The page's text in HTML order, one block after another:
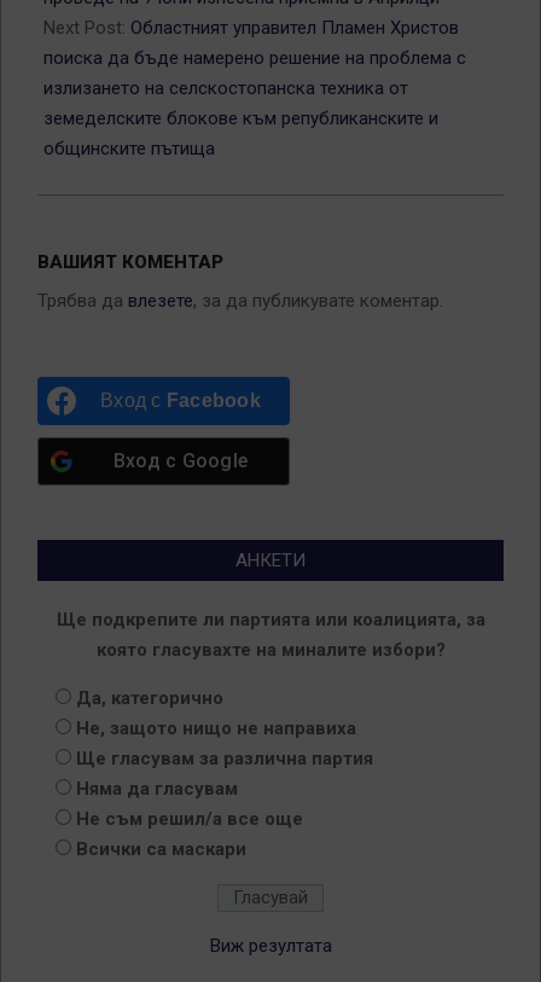
Next Post: Областният управител Пламен Христов
поиска да бъде намерено решение на проблема с
излизането на селскостопанска техника от
земеделските блокове към републиканските и
общинските пътища
ВАШИЯТ КОМЕНТАР
Трябва да влезете, за да публикувате коментар.
Вход с Facebook
Вход с Google
АНКЕТИ
Ще подкрепите ли партията или коалицията, за
която гласувахте на миналите избори?
Да, категорично
Не, защото нищо не направиха
Ще гласувам за различна партия
Няма да гласувам
Не съм решил/а все още
Всички са маскари
Виж резултата